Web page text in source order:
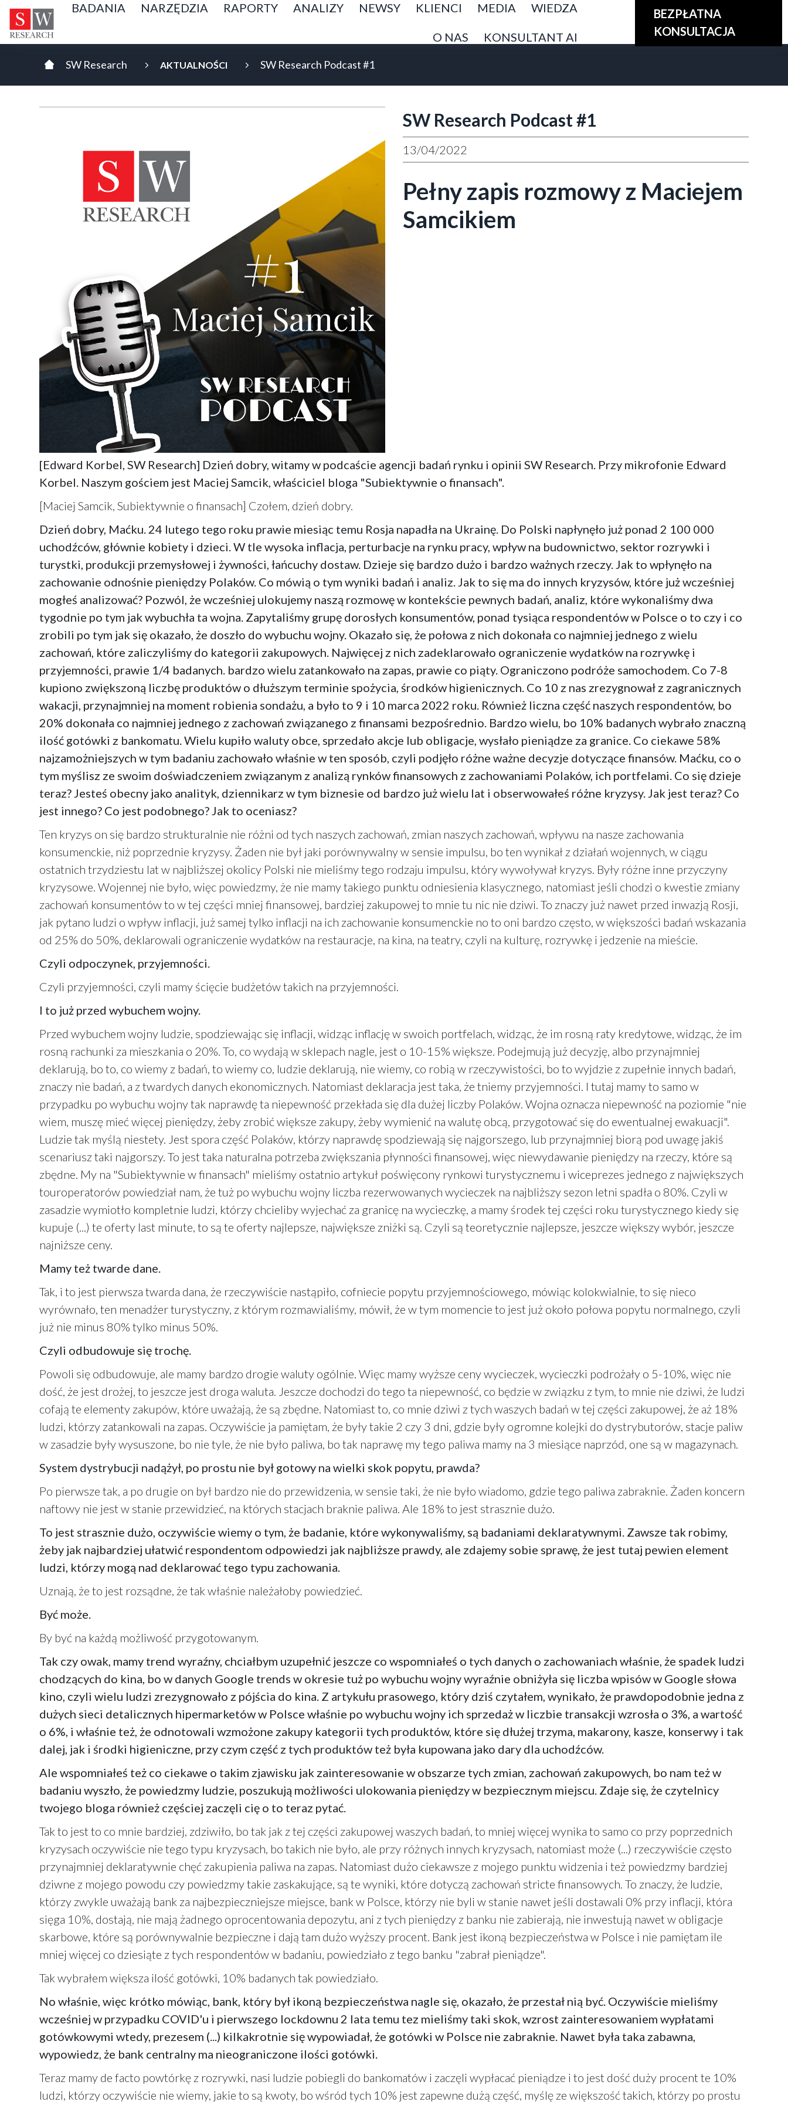
BADANIA NARZĘDZIA RAPORTY ANALIZY NEWSY KLIENCI MEDIA WIEDZA
O NAS KONSULTANT AI
BEZPŁATNA
KONSULTACJA
AKTUALNOŚCI SW Research Podcast #1
SW Research Podcast #1
13/04/2022
Pełny zapis rozmowy z Maciejem
Samcikiem
[Edward Korbel, SW Research] Dzień dobry, witamy w podcaście agencji badań rynku i opinii SW Research. Przy mikrofonie Edward
Korbel. Naszym gościem jest Maciej Samcik, właściciel bloga "Subiektywnie o finansach".
[Maciej Samcik, Subiektywnie o finansach] Czołem, dzień dobry.
Dzień dobry, Maćku. 24 lutego tego roku prawie miesiąc temu Rosja napadła na Ukrainę. Do Polski napłynęło już ponad 2 100 000
uchodźców, głównie kobiety i dzieci. W tle wysoka inflacja, perturbacje na rynku pracy, wpływ na budownictwo, sektor rozrywki i
turystki, produkcji przemysłowej i żywności, łańcuchy dostaw. Dzieje się bardzo dużo i bardzo ważnych rzeczy. Jak to wpłynęło na
zachowanie odnośnie pieniędzy Polaków. Co mówią o tym wyniki badań i analiz. Jak to się ma do innych kryzysów, które już wcześniej
mogłeś analizować? Pozwól, że wcześniej ulokujemy naszą rozmowę w kontekście pewnych badań, analiz, które wykonaliśmy dwa
tygodnie po tym jak wybuchła ta wojna. Zapytaliśmy grupę dorosłych konsumentów, ponad tysiąca respondentów w Polsce o to czy i co
zrobili po tym jak się okazało, że doszło do wybuchu wojny. Okazało się, że połowa z nich dokonała co najmniej jednego z wielu
zachowań, które zaliczyliśmy do kategorii zakupowych. Najwięcej z nich zadeklarowało ograniczenie wydatków na rozrywkę i
przyjemności, prawie 1/4 badanych. bardzo wielu zatankowało na zapas, prawie co piąty. Ograniczono podróże samochodem. Co 7-8
kupiono zwiększoną liczbę produktów o dłuższym terminie spożycia, środków higienicznych. Co 10 z nas zrezygnował z zagranicznych
wakacji, przynajmniej na moment robienia sondażu, a było to 9 i 10 marca 2022 roku. Również liczna część naszych respondentów, bo
20% dokonała co najmniej jednego z zachowań związanego z finansami bezpośrednio. Bardzo wielu, bo 10% badanych wybrało znaczną
ilość gotówki z bankomatu. Wielu kupiło waluty obce, sprzedało akcje lub obligacje, wysłało pieniądze za granice. Co ciekawe 58%
najzamożniejszych w tym badaniu zachowało właśnie w ten sposób, czyli podjęło różne ważne decyzje dotyczące finansów. Maćku, co o
tym myślisz ze swoim doświadczeniem związanym z analizą rynków finansowych z zachowaniami Polaków, ich portfelami. Co się dzieje
teraz? Jesteś obecny jako analityk, dziennikarz w tym biznesie od bardzo już wielu lat i obserwowałeś różne kryzysy. Jak jest teraz? Co
jest innego? Co jest podobnego? Jak to oceniasz?
Ten kryzys on się bardzo strukturalnie nie różni od tych naszych zachowań, zmian naszych zachowań, wpływu na nasze zachowania
konsumenckie, niż poprzednie kryzysy. Żaden nie był jaki porównywalny w sensie impulsu, bo ten wynikał z działań wojennych, w ciągu
ostatnich trzydziestu lat w najbliższej okolicy Polski nie mieliśmy tego rodzaju impulsu, który wywoływał kryzys. Były różne inne przyczyny
kryzysowe. Wojennej nie było, więc powiedzmy, że nie mamy takiego punktu odniesienia klasycznego, natomiast jeśli chodzi o kwestie zmiany
zachowań konsumentów to w tej części mniej finansowej, bardziej zakupowej to mnie tu nic nie dziwi. To znaczy już nawet przed inwazją Rosji,
jak pytano ludzi o wpływ inflacji, już samej tylko inflacji na ich zachowanie konsumenckie no to oni bardzo często, w większości badań wskazania
od 25% do 50%, deklarowali ograniczenie wydatków na restauracje, na kina, na teatry, czyli na kulturę, rozrywkę i jedzenie na mieście.
Czyli odpoczynek, przyjemności.
Czyli przyjemności, czyli mamy ścięcie budżetów takich na przyjemności.
I to już przed wybuchem wojny.
Przed wybuchem wojny ludzie, spodziewając się inflacji, widząc inflację w swoich portfelach, widząc, że im rosną raty kredytowe, widząc, że im
rosną rachunki za mieszkania o 20%. To, co wydają w sklepach nagle, jest o 10-15% większe. Podejmują już decyzję, albo przynajmniej
deklarują, bo to, co wiemy z badań, to wiemy co, ludzie deklarują, nie wiemy, co robią w rzeczywistości, bo to wyjdzie z zupełnie innych badań,
znaczy nie badań, a z twardych danych ekonomicznych. Natomiast deklaracja jest taka, że tniemy przyjemności. I tutaj mamy to samo w
przypadku po wybuchu wojny tak naprawdę ta niepewność przekłada się dla dużej liczby Polaków. Wojna oznacza niepewność na poziomie "nie
wiem, muszę mieć więcej pieniędzy, żeby zrobić większe zakupy, żeby wymienić na walutę obcą, przygotować się do ewentualnej ewakuacji".
Ludzie tak myślą niestety. Jest spora część Polaków, którzy naprawdę spodziewają się najgorszego, lub przynajmniej biorą pod uwagę jakiś
scenariusz taki najgorszy. To jest taka naturalna potrzeba zwiększania płynności finansowej, więc niewydawanie pieniędzy na rzeczy, które są
zbędne. My na "Subiektywnie w finansach" mieliśmy ostatnio artykuł poświęcony rynkowi turystycznemu i wiceprezes jednego z największych
touroperatorów powiedział nam, że tuż po wybuchu wojny liczba rezerwowanych wycieczek na najbliższy sezon letni spadła o 80%. Czyli w
zasadzie wymiotło kompletnie ludzi, którzy chcieliby wyjechać za granicę na wycieczkę, a mamy środek tej części roku turystycznego kiedy się
kupuje (...) te oferty last minute, to są te oferty najlepsze, największe zniżki są. Czyli są teoretycznie najlepsze, jeszcze większy wybór, jeszcze
najniższe ceny.
Mamy też twarde dane.
Tak, i to jest pierwsza twarda dana, że rzeczywiście nastąpiło, cofniecie popytu przyjemnościowego, mówiąc kolokwialnie, to się nieco
wyrównało, ten menadżer turystyczny, z którym rozmawialiśmy, mówił, że w tym momencie to jest już około połowa popytu normalnego, czyli
już nie minus 80% tylko minus 50%.
Czyli odbudowuje się trochę.
Powoli się odbudowuje, ale mamy bardzo drogie waluty ogólnie. Więc mamy wyższe ceny wycieczek, wycieczki podrożały o 5-10%, więc nie
dość, że jest drożej, to jeszcze jest droga waluta. Jeszcze dochodzi do tego ta niepewność, co będzie w związku z tym, to mnie nie dziwi, że ludzi
cofają te elementy zakupów, które uważają, że są zbędne. Natomiast to, co mnie dziwi z tych waszych badań w tej części zakupowej, że aż 18%
ludzi, którzy zatankowali na zapas. Oczywiście ja pamiętam, że były takie 2 czy 3 dni, gdzie były ogromne kolejki do dystrybutorów, stacje paliw
w zasadzie były wysuszone, bo nie tyle, że nie było paliwa, bo tak naprawę my tego paliwa mamy na 3 miesiące naprzód, one są w magazynach.
System dystrybucji nadążył, po prostu nie był gotowy na wielki skok popytu, prawda?
Po pierwsze tak, a po drugie on był bardzo nie do przewidzenia, w sensie taki, że nie było wiadomo, gdzie tego paliwa zabraknie. Żaden koncern
naftowy nie jest w stanie przewidzieć, na których stacjach braknie paliwa. Ale 18% to jest strasznie dużo.
To jest strasznie dużo, oczywiście wiemy o tym, że badanie, które wykonywaliśmy, są badaniami deklaratywnymi. Zawsze tak robimy,
żeby jak najbardziej ułatwić respondentom odpowiedzi jak najbliższe prawdy, ale zdajemy sobie sprawę, że jest tutaj pewien element
ludzi, którzy mogą nad deklarować tego typu zachowania.
Uznają, że to jest rozsądne, że tak właśnie należałoby powiedzieć.
Być może.
By być na każdą możliwość przygotowanym.
Tak czy owak, mamy trend wyraźny, chciałbym uzupełnić jeszcze co wspomniałeś o tych danych o zachowaniach właśnie, że spadek ludzi
chodzących do kina, bo w danych Google trends w okresie tuż po wybuchu wojny wyraźnie obniżyła się liczba wpisów w Google słowa
kino, czyli wielu ludzi zrezygnowało z pójścia do kina. Z artykułu prasowego, który dziś czytałem, wynikało, że prawdopodobnie jedna z
dużych sieci detalicznych hipermarketów w Polsce właśnie po wybuchu wojny ich sprzedaż w liczbie transakcji wzrosła o 3%, a wartość
o 6%, i właśnie też, że odnotowali wzmożone zakupy kategorii tych produktów, które się dłużej trzyma, makarony, kasze, konserwy i tak
dalej, jak i środki higieniczne, przy czym część z tych produktów też była kupowana jako dary dla uchodźców.
Ale wspomniałeś też co ciekawe o takim zjawisku jak zainteresowanie w obszarze tych zmian, zachowań zakupowych, bo nam też w
badaniu wyszło, że powiedzmy ludzie, poszukują możliwości ulokowania pieniędzy w bezpiecznym miejscu. Zdaje się, że czytelnicy
twojego bloga również częściej zaczęli cię o to teraz pytać.
Tak to jest to co mnie bardziej, zdziwiło, bo tak jak z tej części zakupowej waszych badań, to mniej więcej wynika to samo co przy poprzednich
kryzysach oczywiście nie tego typu kryzysach, bo takich nie było, ale przy różnych innych kryzysach, natomiast może (...) rzeczywiście często
przynajmniej deklaratywnie chęć zakupienia paliwa na zapas. Natomiast dużo ciekawsze z mojego punktu widzenia i też powiedzmy bardziej
dziwne z mojego powodu czy powiedzmy takie zaskakujące, są te wyniki, które dotyczą zachowań stricte finansowych. To znaczy, że ludzie,
którzy zwykle uważają bank za najbezpieczniejsze miejsce, bank w Polsce, którzy nie byli w stanie nawet jeśli dostawali 0% przy inflacji, która
sięga 10%, dostają, nie mają żadnego oprocentowania depozytu, ani z tych pieniędzy z banku nie zabierają, nie inwestują nawet w obligacje
skarbowe, które są porównywalnie bezpieczne i dają tam dużo wyższy procent. Bank jest ikoną bezpieczeństwa w Polsce i nie pamiętam ile
mniej więcej co dziesiąte z tych respondentów w badaniu, powiedziało z tego banku "zabrał pieniądze".
Tak wybrałem większa ilość gotówki, 10% badanych tak powiedziało.
No właśnie, więc krótko mówiąc, bank, który był ikoną bezpieczeństwa nagle się, okazało, że przestał nią być. Oczywiście mieliśmy
wcześniej w przypadku COVID'u i pierwszego lockdownu 2 lata temu tez mieliśmy taki skok, wzrost zainteresowaniem wypłatami
gotówkowymi wtedy, prezesem (...) kilkakrotnie się wypowiadał, że gotówki w Polsce nie zabraknie. Nawet była taka zabawna,
wypowiedz, że bank centralny ma nieograniczone ilości gotówki.
Teraz mamy de facto powtórkę z rozrywki, nasi ludzie pobiegli do bankomatów i zaczęli wypłacać pieniądze i to jest dość duży procent te 10%
ludzi, którzy oczywiście nie wiemy, jakie to są kwoty, bo wśród tych 10% jest zapewne dużą część, myślę ze większość takich, którzy po prostu